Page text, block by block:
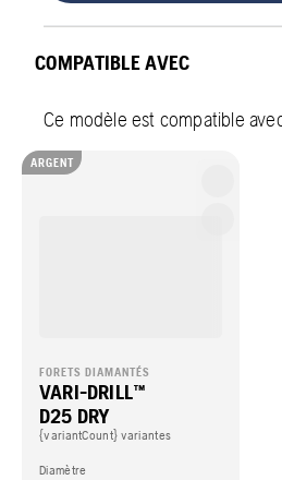
COMPATIBLE AVEC
Ce modèle est compatible
ARGENT
FORETS DIAMANTÉS
VARI-DRILL™
D25 DRY
{variantCount} variantes
Diamètre